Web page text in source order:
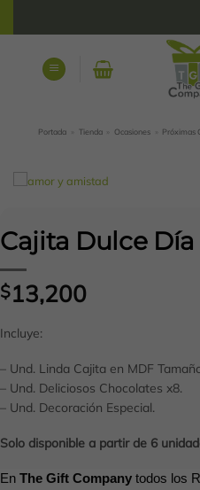
Portada Tienda Ocasiones Próximas
Cajita Dulce Día
$13,200
Incluye:
– Und. Linda Cajita en MDF
– Und. Deliciosos Chocolates x8.
– Und. Decoración Especial.
Solo disponible a partir de 6
En The Gift Company todos los